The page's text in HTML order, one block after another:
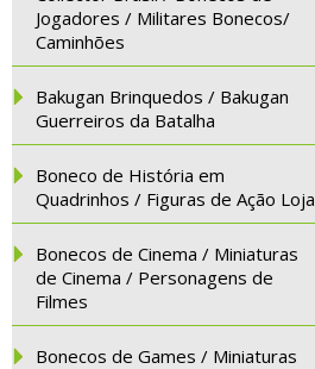
Jogadores / Militares Bonecos/
Caminhões
Bakugan Brinquedos / Bakugan
Guerreiros da Batalha
Boneco de História em
Quadrinhos / Figuras de Ação Loja
Bonecos de Cinema / Miniaturas
de Cinema / Personagens de
Filmes
Bonecos de Games / Miniaturas